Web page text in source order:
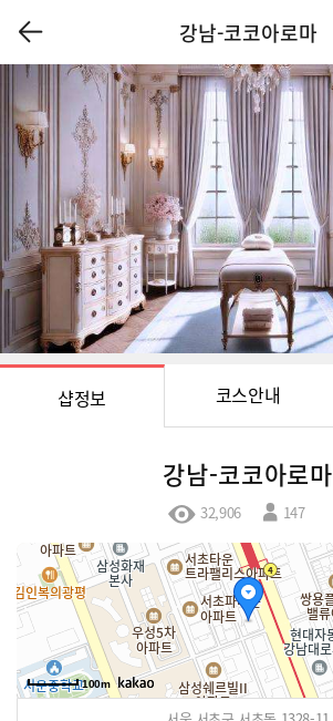
강남-코코아로마
샵정보 코스안내
강남-코코아로마
32,906 147
100m